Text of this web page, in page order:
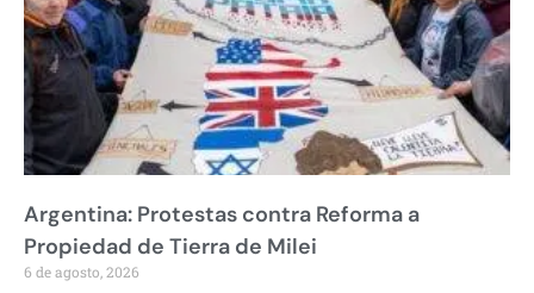
Argentina: Protestas contra Reforma a
Propiedad de Tierra de Milei
6 de agosto, 2026